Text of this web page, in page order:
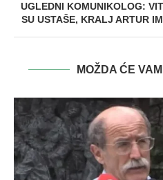
UGLEDNI KOMUNIKOLOG:
SU USTAŠE, KRALJ ARTUR
MOŽDA ĆE